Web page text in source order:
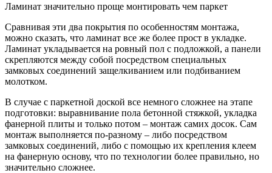
Ламинат значительно проще монтировать чем паркет
Сравнивая эти два покрытия по особенностям монтажа,
можно сказать, что ламинат все же более прост в укладке.
Ламинат укладывается на ровный пол с подложкой, а панели
скрепляются между собой посредством специальных
замковых соединений защелкиванием или подбиванием
молотком.
В случае с паркетной доской все немного сложнее на этапе
подготовки: выравнивание пола бетонной стяжкой, укладка
фанерной плиты и только потом – монтаж самих досок. Сам
монтаж выполняется по-разному – либо посредством
замковых соединений, либо с помощью их крепления клеем
на фанерную основу, что по технологии более правильно, но
значительно сложнее.